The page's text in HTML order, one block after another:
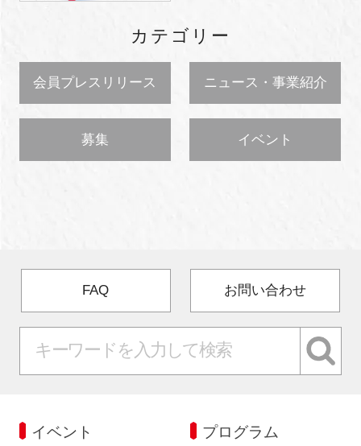
カテゴリー
会員プレスリリース ニュース・事業紹介
募集 イベント
FAQ お問い合わせ
イベント プログラム